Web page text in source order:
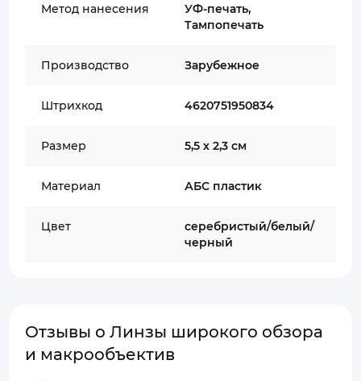
Метод нанесения
УФ-печать,
Тампопечать
Производство Зарубежное
Штрихкод 4620751950834
Размер 5,5 х 2,3 см
Материал АБС пластик
Цвет
серебристый/белый/
черный
Отзывы о Линзы широкого обзора
и макрообъектив